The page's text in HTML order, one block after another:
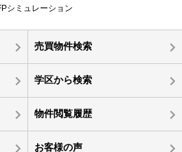
シミュレーション
売買物件検索
学区から検索
物件閲覧履歴
お客様の声